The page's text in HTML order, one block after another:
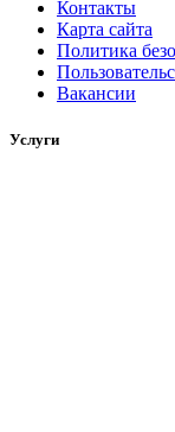
Контакты
Карта сайта
Политика
Вакансии
Услуги